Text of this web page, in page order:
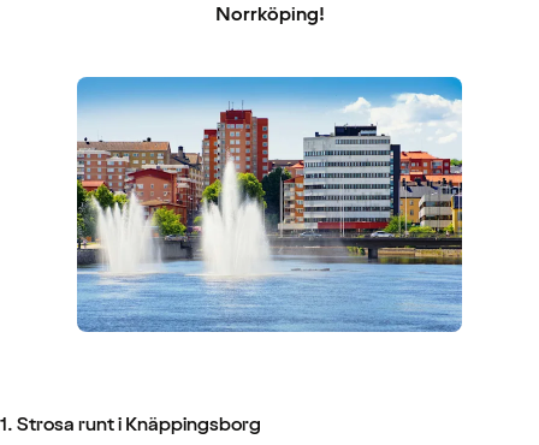
Norrköping!
1. Strosa runt i Knäppingsborg